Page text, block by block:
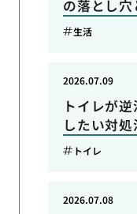
の落とし
生活
トイレが
したい対
2026.07.09
トイレ
2026.07.08